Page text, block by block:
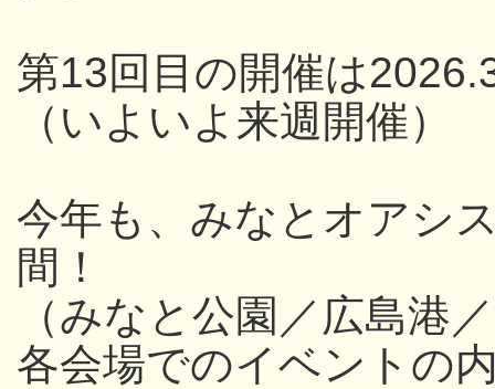
第13回目の開催は
（いよいよ来週開催）
今年も、みなとオアシ
間！
（みなと公園／広島港
各会場でのイベントの